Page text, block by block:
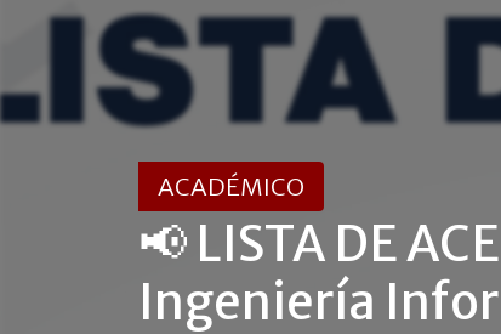
ACADÉMICO
📢 LISTA DE
Ingeniería